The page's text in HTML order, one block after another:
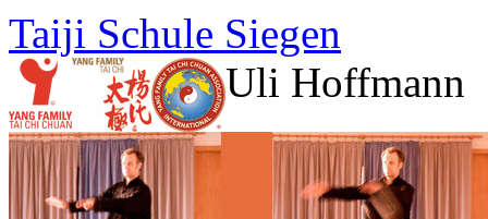
Taiji Schule Siegen
Uli Hoffmann